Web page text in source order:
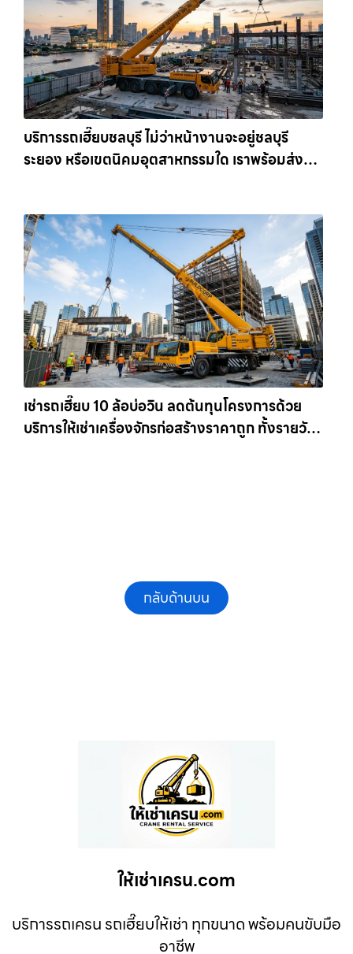
บริการรถเฮี๊ยบชลบุรี ไม่ว่าหน้างานจะอยู่ชลบุรี
ระยอง หรือเขตนิคมอุตสาหกรรมใด เราพร้อมส่งรถ
เช่ารถเฮี๊ยบ 10 ล้อบ่อวิน ลดต้นทุนโครงการด้วย
บริการให้เช่าเครื่องจักรก่อสร้างราคาถูก ทั้งรายวัน
กลับด้านบน
ให้เช่าเครน.com
บริการรถเครน รถเฮี๊ยบให้เช่า ทุกขนาด พร้อมคนขับมือ
อาชีพ